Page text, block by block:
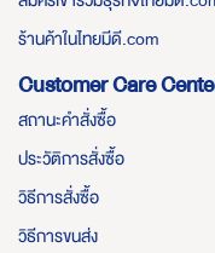
ร้านค้าในไทยมีดี.com
Customer Care
สถานะคำสั่งซื้อ
ประวัติการสั่งซื้อ
วิธีการสั่งซื้อ
วิธีการขนส่ง